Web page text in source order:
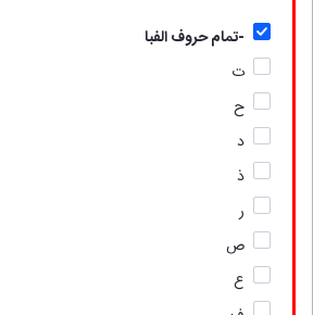
-تمام حروف الفبا
ت
ح
د
ذ
ر
ص
ع